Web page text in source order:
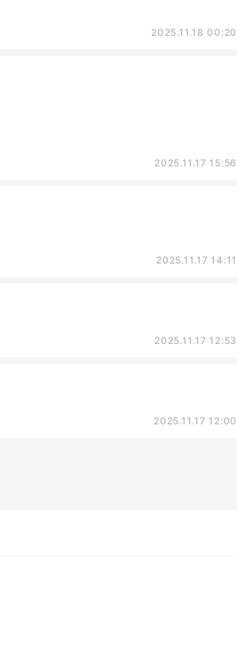
2025.11.18 00:20
2025.11.17 15:56
2025.11.17 14:11
2025.11.17 12:53
2025.11.17 12:00